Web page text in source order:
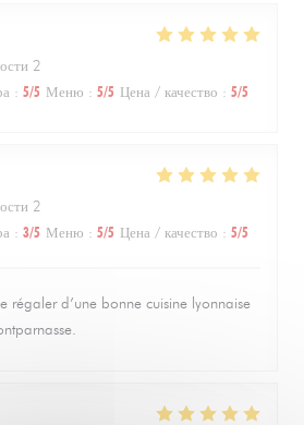
2
: 5/5 Меню : 5/5 Цена / качество : 5/5
2
: 3/5 Меню : 5/5 Цена / качество : 5/5
régaler d’une bonne cuisine lyonnaise